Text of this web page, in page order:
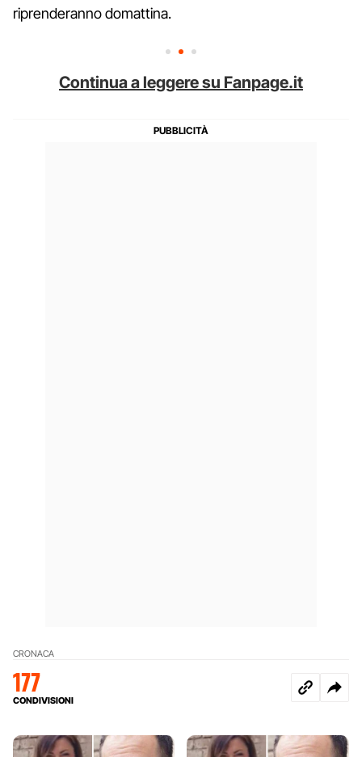
riprenderanno domattina.
Continua a leggere su Fanpage.it
CRONACA
177
CONDIVISIONI